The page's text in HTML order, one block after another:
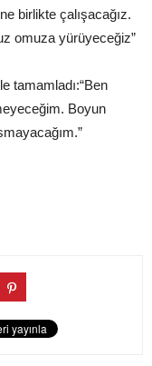
birlikte çalışacağız.
omuza yürüyeceğiz”
tamamladı:“Ben
Boyun